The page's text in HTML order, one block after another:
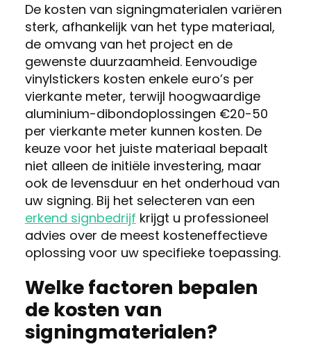
De kosten van signingmaterialen variëren
sterk, afhankelijk van het type materiaal,
de omvang van het project en de
gewenste duurzaamheid. Eenvoudige
vinylstickers kosten enkele euro’s per
vierkante meter, terwijl hoogwaardige
aluminium-dibondoplossingen €20-50
per vierkante meter kunnen kosten. De
keuze voor het juiste materiaal bepaalt
niet alleen de initiële investering, maar
ook de levensduur en het onderhoud van
uw signing. Bij het selecteren van een
erkend signbedrijf krijgt u professioneel
advies over de meest kosteneffectieve
oplossing voor uw specifieke toepassing.
Welke factoren bepalen
de kosten van
signingmaterialen?